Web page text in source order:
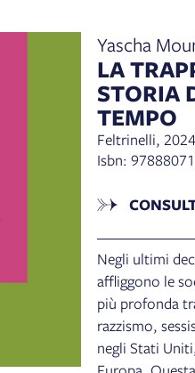
Yascha
LA
STORIA
TEMPO
Feltrinelli, 2024
Isbn:
Negli ultimi
affliggono le
più profonda
razzismo,
negli Stati